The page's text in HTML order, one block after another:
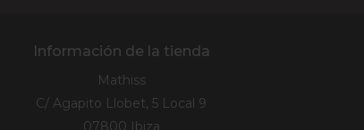
Información de la tienda
Mathiss
C/ Agapito Llobet, 5 Local 9
07800 Ibiza